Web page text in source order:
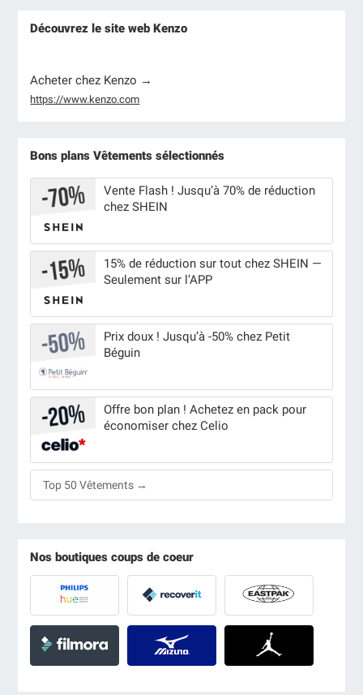
Découvrez le site web Kenzo
Acheter chez Kenzo →
https://www.kenzo.com
Bons plans Vêtements sélectionnés
Vente Flash ! Jusqu’à 70% de réduction
chez SHEIN
15% de réduction sur tout chez SHEIN —
Seulement sur l’APP
Prix doux ! Jusqu’à -50% chez Petit
Béguin
Offre bon plan ! Achetez en pack pour
économiser chez Celio
Top 50 Vêtements →
Nos boutiques coups de coeur